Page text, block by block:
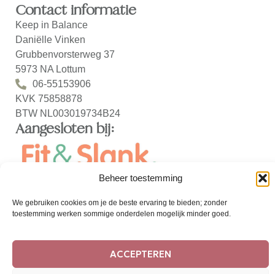
Beheer toestemming
We gebruiken cookies om je de beste ervaring te bieden; zonder
toestemming werken sommige onderdelen mogelijk minder goed.
ACCEPTEREN
Contact informatie
Keep in Balance
Daniëlle Vinken
Grubbenvorsterweg 37
5973 NA Lottum
06-55153906
KVK 75858878
BTW NL003019734B24
Aangesloten bij: